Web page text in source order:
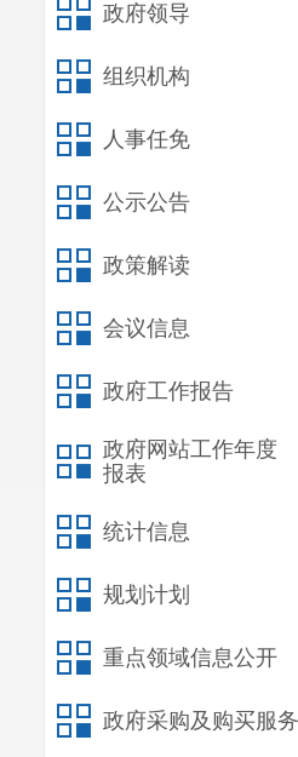
政府领导
组织机构
人事任免
公示公告
政策解读
会议信息
政府工作报告
政府网站工作年度
报表
统计信息
规划计划
重点领域信息公开
政府采购及购买服务